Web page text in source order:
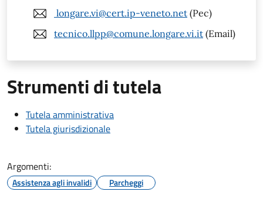
longare.vi@cert.ip-veneto.net (Pec)
tecnico.llpp@comune.longare.vi.it (Email)
Strumenti di tutela
Tutela amministrativa
Tutela giurisdizionale
Argomenti:
Assistenza agli invalidi Parcheggi